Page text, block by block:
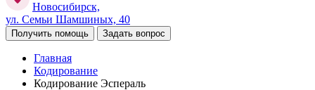
Новосибирск,
ул. Семьи Шамшиных, 40
Получить помощь Задать вопрос
Главная
Кодирование
Кодирование Эспераль